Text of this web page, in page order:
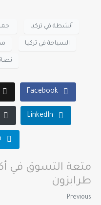
أنشطة في تركيا
السياحة في تركيا
Facebook
LinkedIn
متعة التسوق في
طرابزون
Previous